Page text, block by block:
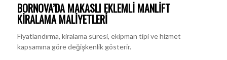
BORNOVA’DA MAKASLI EKLEMLI MANLIFT
KIRALAMA MALIYETLERI
Fiyatlandırma, kiralama süresi, ekipman tipi ve hizmet
kapsamına göre değişkenlik gösterir.